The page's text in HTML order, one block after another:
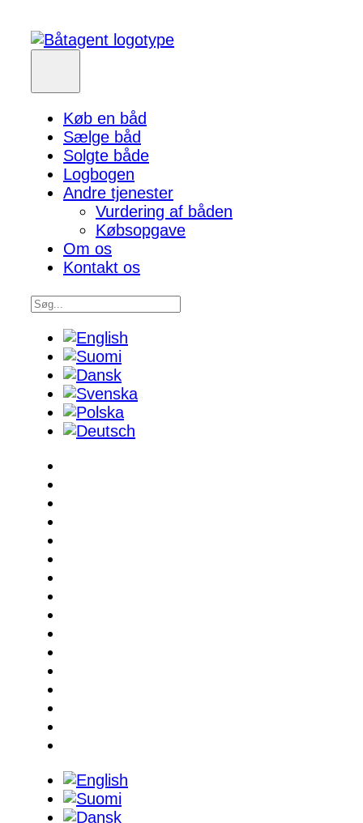
Køb en båd
Sælge båd
Solgte både
Logbogen
Andre tjenester
Vurdering af båden
Købsopgave
Om os
Kontakt os